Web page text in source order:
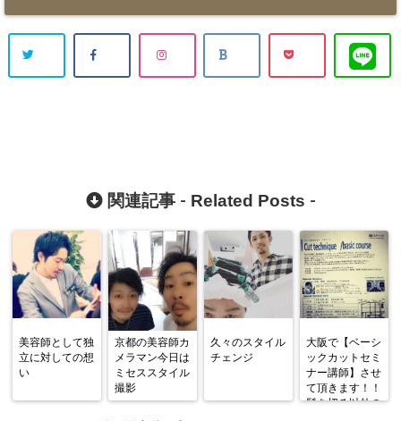
関連記事 - Related Posts -
美容師として独
立に対しての想
い
京都の美容師カ
メラマン今日は
ミセススタイル
撮影
久々のスタイル
チェンジ
大阪で【ベーシ
ックカットセミ
ナー講師】させ
て頂きます！！
髪を切る以外の